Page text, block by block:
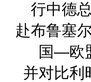
行中德
赴布鲁塞
国—欧
并对比利